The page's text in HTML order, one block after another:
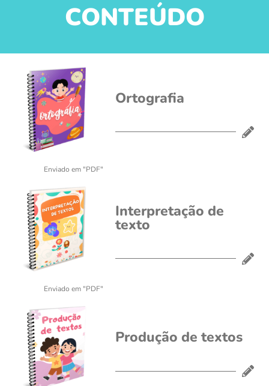
CONTEÚDO
Enviado em "PDF"
Ortografia
Enviado em "PDF"
Interpretação de
texto
Produção de textos